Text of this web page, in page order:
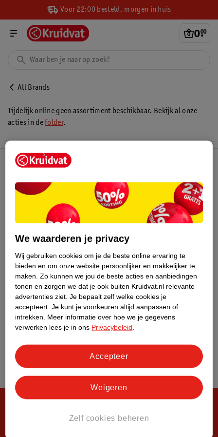
Voor 22:00 besteld, morgen in huis
0.
00
All Brands
Tijdelijk online geen assortiment beschikbaar. Bekijk al onze
acties in defolder.
Kruidvat Club
Over Kruidvat
We waarderen je privacy
Wij gebruiken cookies om je de beste online ervaring te
bieden en om onze website persoonlijker en makkelijker te
maken. Zo kunnen we jou de beste acties en aanbiedingen
tonen en zorgen we dat je ook buiten Kruidvat.nl relevante
advertenties ziet. Je bepaalt zelf welke cookies je
accepteert. Je kunt je voorkeuren altijd aanpassen of
intrekken.
Meer informatie over hoe we je gegevens
verwerken lees je in ons Privacybeleid
Zelf cookies beheren
Weigeren
Accepteer